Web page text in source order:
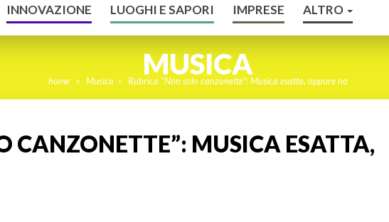
INNOVAZIONE LUOGHI E SAPORI IMPRESE ALTRO
MUSICA
home > Musica > Rubrica "Non solo canzonette": Musica esatta, oppure no
CANZONETTE”: MUSICA ESATTA,